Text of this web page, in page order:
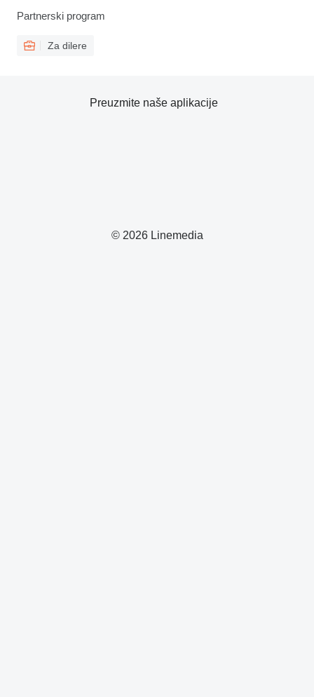
Partnerski program
Za dilere
© 2026 Linemedia
Preuzmite naše aplikacije